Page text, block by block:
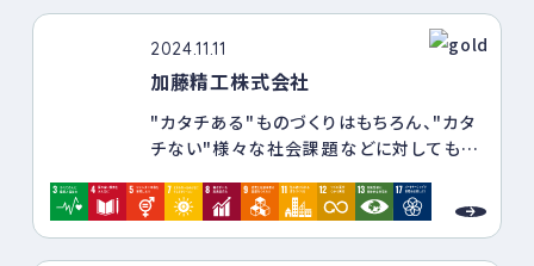
2024.11.11
加藤精工株式会社
"カタチある"ものづくりはもちろん、"カタ
チない"様々な社会課題などに対しても積
る会社を目指しています。
従業員の健康・安全な職場環境づくりを基